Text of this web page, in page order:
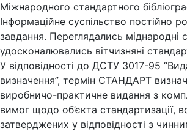
Міжнародного стандартного
Інформаційне суспільство постійно
завдання. Переглядались міднародні
удосконалювались вітчизняні
У відповідності до ДСТУ 3017-95
визначення”, термін СТАНДАРТ
виробничо-практичне видання з
вимог щодо об’єкта стандартизації,
затверджених у відповідності з